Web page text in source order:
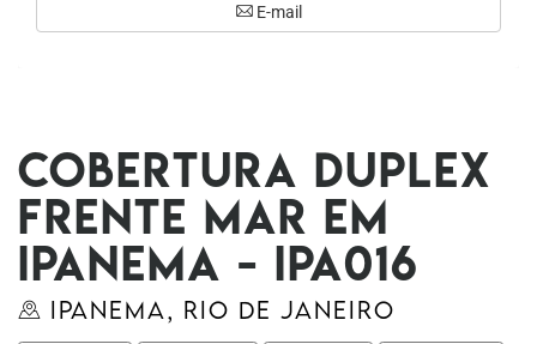
Cobertura duplex
frente mar em
Ipanema - Ipa016
Ipanema, Rio de Janeiro
E-mail